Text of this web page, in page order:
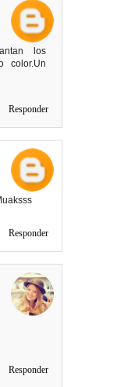
los
color.Un
Responder
Responder
Responder